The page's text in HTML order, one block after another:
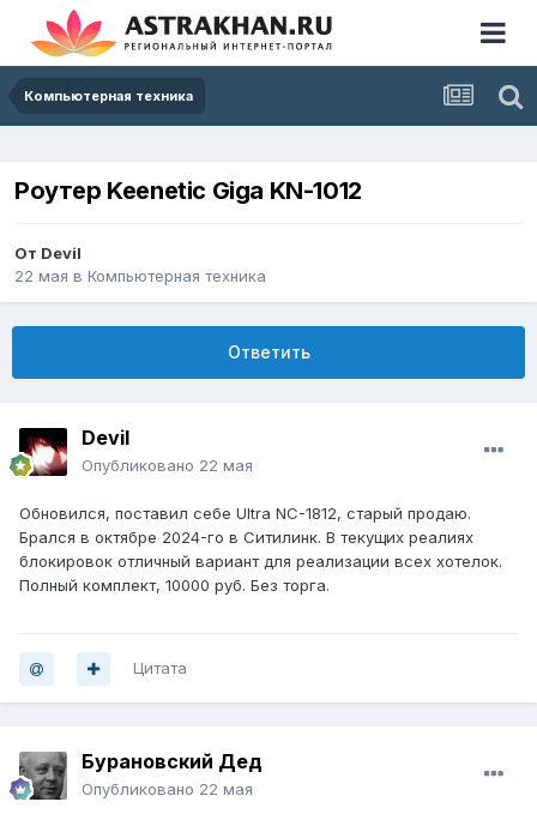
Компьютерная техника
Роутер Keenetic Giga KN-1012
От Devil
22 мая в Компьютерная техника
Ответить
Devil
Опубликовано 22 мая
Обновился, поставил себе Ultra NC-1812, старый продаю.
Брался в октябре 2024-го в Ситилинк. В текущих реалиях
блокировок отличный вариант для реализации всех хотелок.
Полный комплект, 10000 руб. Без торга.
Цитата
Бурановский Дед
Опубликовано 22 мая